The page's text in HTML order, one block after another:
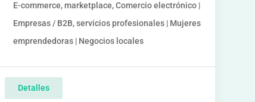
E-commerce, marketplace, Comercio electrónico |
Empresas / B2B, servicios profesionales | Mujeres
emprendedoras | Negocios locales
Detalles